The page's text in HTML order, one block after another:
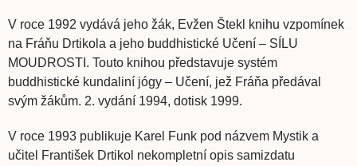
V roce 1992 vydává jeho žák, Evžen Štekl knihu vzpomínek
na Fráňu Drtikola a jeho buddhistické Učení – SÍLU
MOUDROSTI. Touto knihou představuje systém
buddhistické kundaliní jógy – Učení, jež Fráňa předával
svým žákům. 2. vydání 1994, dotisk 1999.
V roce 1993 publikuje Karel Funk pod názvem Mystik a
učitel František Drtikol nekompletní opis samizdatu